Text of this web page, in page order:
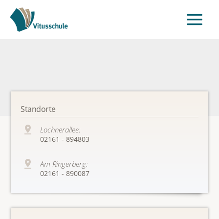
Standorte
Lochnerallee:
02161 - 894803
Am Ringerberg:
02161 - 890087